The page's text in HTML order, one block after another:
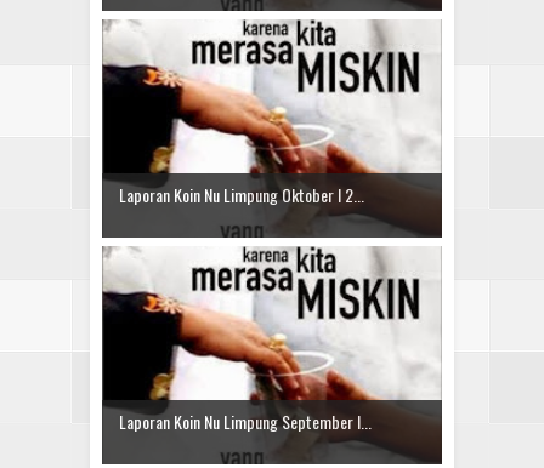
Laporan Koin Nu Limpung Oktober I 2...
Laporan Koin Nu Limpung September I...